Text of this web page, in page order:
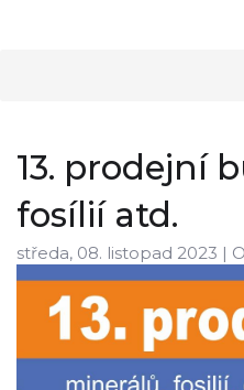
13. prodejní
fosílií atd.
středa, 08. listopad 2023 |